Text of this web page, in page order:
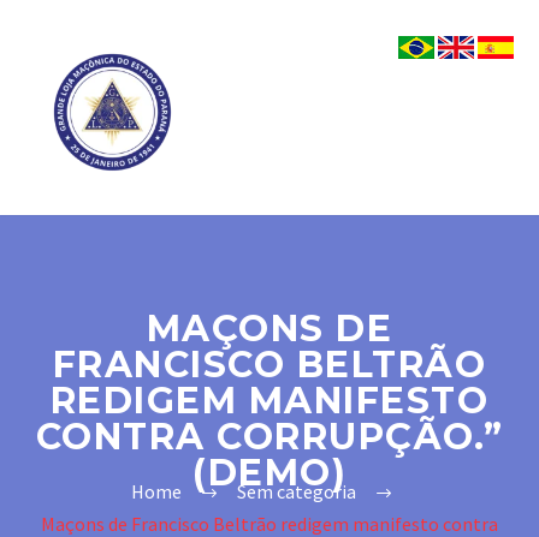
MAÇONS DE
FRANCISCO BELTRÃO
REDIGEM MANIFESTO
CONTRA CORRUPÇÃO.”
(DEMO)
Home
Sem categoria
Maçons de Francisco Beltrão redigem manifesto contra